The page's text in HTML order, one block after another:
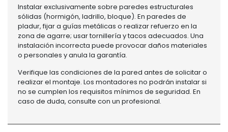
Instalar exclusivamente sobre paredes estructurales
sólidas (hormigón, ladrillo, bloque). En paredes de
pladur, fijar a guías metálicas o realizar refuerzo en la
zona de agarre; usar tornillería y tacos adecuados. Una
instalación incorrecta puede provocar daños materiales
o personales y anula la garantía.
Verifique las condiciones de la pared antes de solicitar o
realizar el montaje. Los montadores no podrán instalar si
no se cumplen los requisitos mínimos de seguridad. En
caso de duda, consulte con un profesional.